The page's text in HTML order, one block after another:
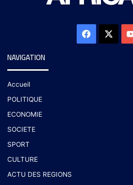
NAVIGATION
Accueil
POLITIQUE
ECONOMIE
SOCIETE
SPORT
CULTURE
ACTU DES REGIONS